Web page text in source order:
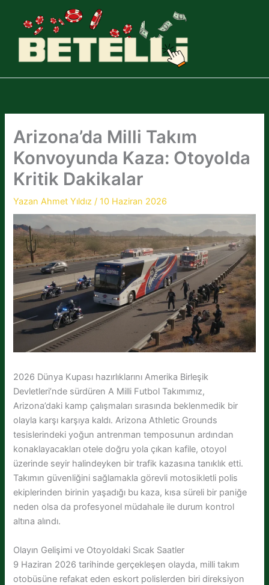
Arizona’da Milli Takım
Konvoyunda Kaza: Otoyolda
Kritik Dakikalar
Yazan Ahmet Yıldız/ 10 Haziran 2026
2026 Dünya Kupası hazırlıklarını Amerika Birleşik
Devletleri’nde sürdüren A Milli Futbol Takımımız,
Arizona’daki kamp çalışmaları sırasında beklenmedik bir
olayla karşı karşıya kaldı. Arizona Athletic Grounds
tesislerindeki yoğun antrenman temposunun ardından
konaklayacakları otele doğru yola çıkan kafile, otoyol
üzerinde seyir halindeyken bir trafik kazasına tanıklık etti.
Takımın güvenliğini sağlamakla görevli motosikletli polis
ekiplerinden birinin yaşadığı bu kaza, kısa süreli bir paniğe
neden olsa da profesyonel müdahale ile durum kontrol
altına alındı.
Olayın Gelişimi ve Otoyoldaki Sıcak Saatler
9 Haziran 2026 tarihinde gerçekleşen olayda, milli takım
otobüsüne refakat eden eskort polislerden biri direksiyon